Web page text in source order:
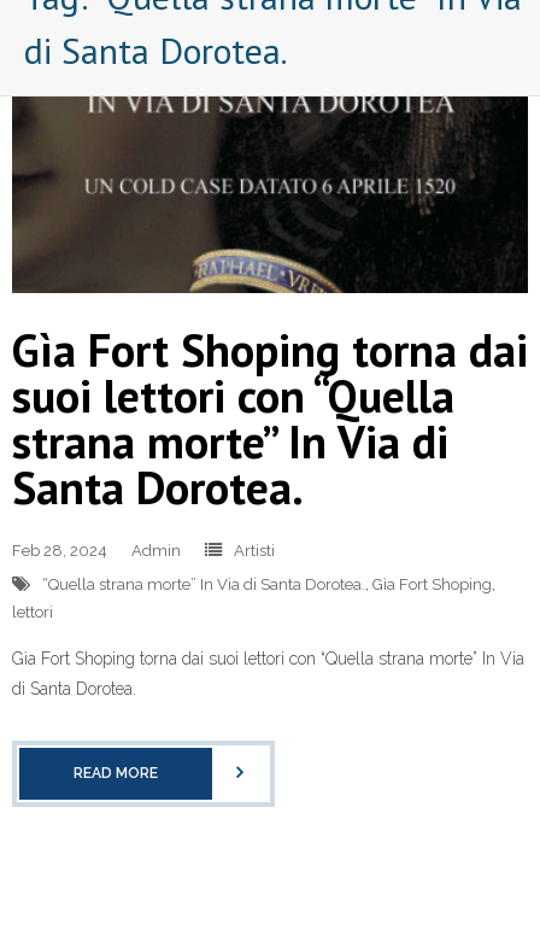
di Santa Dorotea.
Gìa Fort Shoping torna dai
suoi lettori con “Quella
strana morte” In Via di
Santa Dorotea.
Feb 28, 2024 Admin
Artisti
“Quella strana morte” In Via di Santa Dorotea.
Gìa Fort Shoping
lettori
Gìa Fort Shoping torna dai suoi lettori con “Quella strana morte” In Via
di Santa Dorotea.
READ MORE